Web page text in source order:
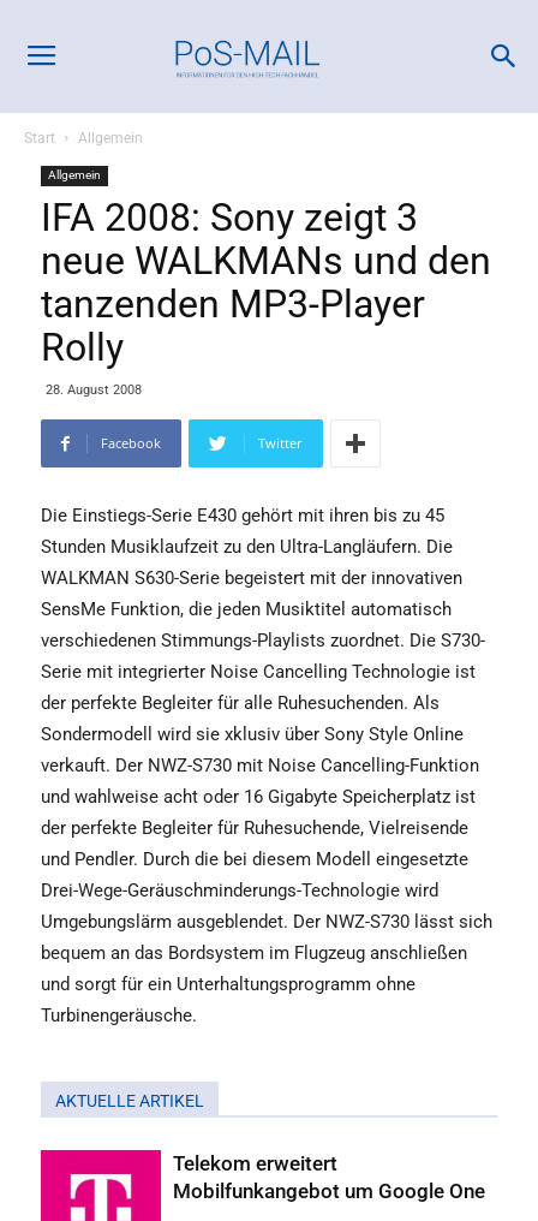
Start Allgemein
Allgemein
IFA 2008: Sony zeigt 3
neue WALKMANs und den
tanzenden MP3-Player
Rolly
28. August 2008
Facebook Twitter
Die Einstiegs-Serie E430 gehört mit ihren bis zu 45
Stunden Musiklaufzeit zu den Ultra-Langläufern. Die
WALKMAN S630-Serie begeistert mit der innovativen
SensMe Funktion, die jeden Musiktitel automatisch
verschiedenen Stimmungs-Playlists zuordnet. Die S730-
Serie mit integrierter Noise Cancelling Technologie ist
der perfekte Begleiter für alle Ruhesuchenden. Als
Sondermodell wird sie xklusiv über Sony Style Online
verkauft. Der NWZ-S730 mit Noise Cancelling-Funktion
und wahlweise acht oder 16 Gigabyte Speicherplatz ist
der perfekte Begleiter für Ruhesuchende, Vielreisende
und Pendler. Durch die bei diesem Modell eingesetzte
Drei-Wege-Geräuschminderungs-Technologie wird
Umgebungslärm ausgeblendet. Der NWZ-S730 lässt sich
bequem an das Bordsystem im Flugzeug anschließen
und sorgt für ein Unterhaltungsprogramm ohne
Turbinengeräusche.
AKTUELLE ARTIKEL
Telekom erweitert
Mobilfunkangebot um Google One